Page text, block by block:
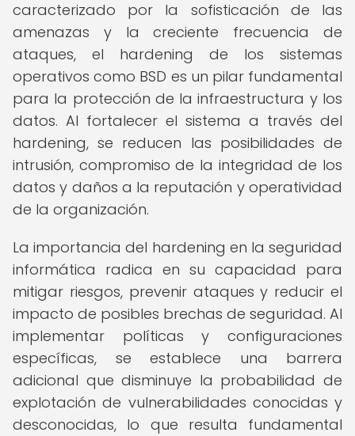
caracterizado por la sofisticación de las
amenazas y la creciente frecuencia de
ataques, el hardening de los sistemas
operativos como BSD es un pilar fundamental
para la protección de la infraestructura y los
datos. Al fortalecer el sistema a través del
hardening, se reducen las posibilidades de
intrusión, compromiso de la integridad de los
datos y daños a la reputación y operatividad
de la organización.
La importancia del hardening en la seguridad
informática radica en su capacidad para
mitigar riesgos, prevenir ataques y reducir el
impacto de posibles brechas de seguridad. Al
implementar políticas y configuraciones
específicas, se establece una barrera
adicional que disminuye la probabilidad de
explotación de vulnerabilidades conocidas y
desconocidas, lo que resulta fundamental